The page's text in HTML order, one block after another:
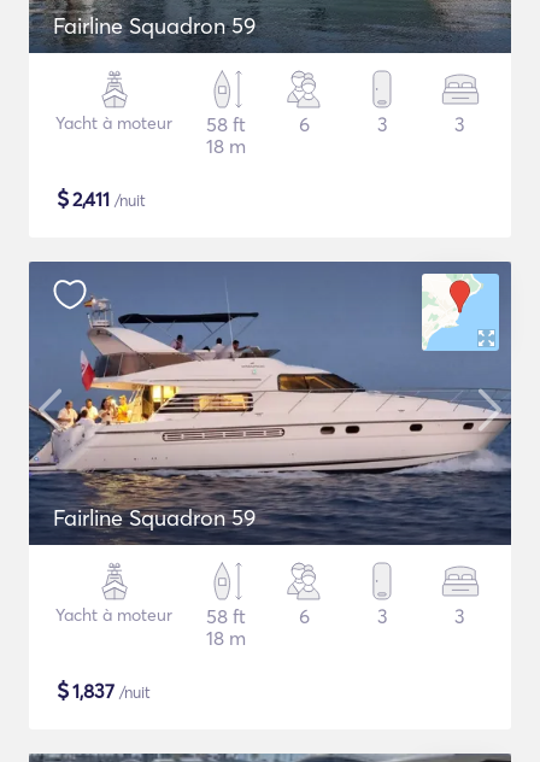
Fairline Squadron 59
Yacht à moteur
58 ft
18 m
6 3 3
$2,411 /nuit
Fairline Squadron 59
Yacht à moteur
58 ft
18 m
6 3 3
$1,837 /nuit